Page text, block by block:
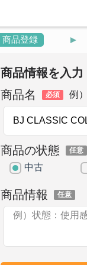
商品登録
商品情報を入力
商品名
必須 例
商品の状態 任意
中古
商品情報 任意